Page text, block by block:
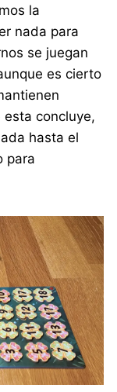
la
nada para
se juegan
es cierto
concluye,
hasta el
para